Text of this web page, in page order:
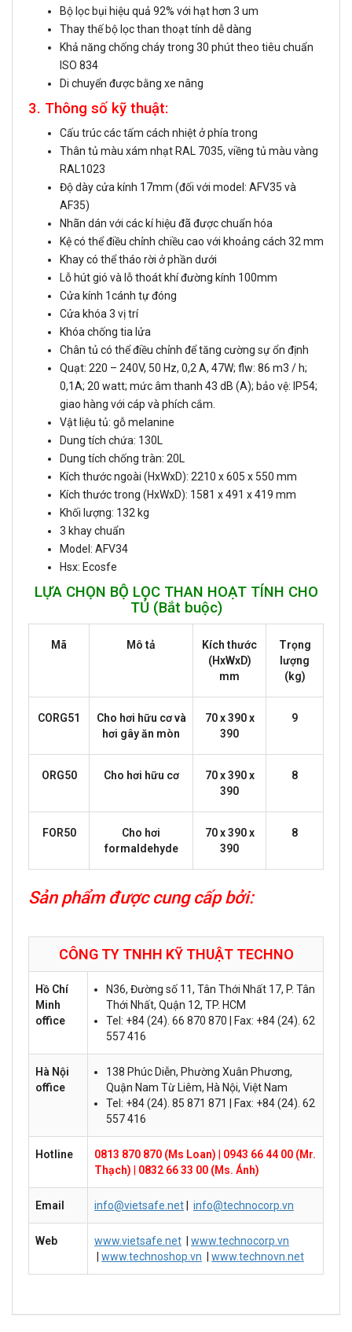
Bộ lọc bụi hiệu quả 92% với hạt hơn 3 um
Thay thế bộ lọc than thoạt tính dễ dàng
Khả năng chống cháy trong 30 phút theo tiêu chuẩn
ISO 834
Di chuyển được bằng xe nâng
3. Thông số kỹ thuật:
Cấu trúc các tấm cách nhiệt ở phía trong
Thân tủ màu xám nhạt RAL 7035, viềng tủ màu vàng
RAL1023
Độ dày cửa kính 17mm (đối với model: AFV35 và
AF35)
Nhãn dán với các kí hiệu đã được chuẩn hóa
Kệ có thể điều chỉnh chiều cao với khoảng cách 32 mm
Khay có thể tháo rời ở phần dưới
Lỗ hút gió và lỗ thoát khí đường kính 100mm
Cửa kính 1cánh tự đóng
Cửa khóa 3 vị trí
Khóa chống tia lửa
Chân tủ có thể điều chỉnh để tăng cường sự ổn định
Quạt: 220 – 240V, 50 Hz, 0,2 A, 47W; flw: 86 m3 / h;
0,1A; 20 watt; mức âm thanh 43 dB (A); bảo vệ: IP54;
giao hàng với cáp và phích cắm.
Vật liệu tủ: gỗ melanine
Dung tích chứa: 130L
Dung tích chống tràn: 20L
Kích thước ngoài (HxWxD): 2210 x 605 x 550 mm
Kích thước trong (HxWxD): 1581 x 491 x 419 mm
Khối lượng: 132 kg
3 khay chuẩn
Model: AFV34
Hsx: Ecosfe
LỰA CHỌN BỘ LỌC THAN HOẠT TÍNH CHO
TỦ (Bắt buộc)
Mã Mô tả
Kích thước
(HxWxD)
mm
Trọng
lượng
(kg)
CORG51
Cho hơi hữu cơ và
hơi gây ăn mòn
70 x 390 x
390
9
ORG50 Cho hơi hữu cơ
70 x 390 x
390
8
FOR50
Cho hơi
formaldehyde
70 x 390 x
390
8
Sản phẩm được cung cấp bởi:
CÔNG TY TNHH KỸ THUẬT TECHNO
Hồ Chí
Minh
office
N36, Đường số 11, Tân Thới Nhất 17, P. Tân
Thới Nhất, Quận 12, TP. HCM
Tel: +84 (24). 66 870 870 | Fax: +84 (24). 62
557 416
Hà Nội
office
138 Phúc Diễn, Phường Xuân Phương,
Quận Nam Từ Liêm, Hà Nội, Việt Nam
Tel: +84 (24). 85 871 871 | Fax: +84 (24). 62
557 416
Hotline 0813 870 870 (Ms Loan)
0943 66 44 00 (Mr.
Thạch)
0832 66 33 00 (Ms. Ánh)
Email info@vietsafe.net info@technocorp.vn
Web www.vietsafe.net
www.technocorp.vn
www.technoshop.vn www.technovn.net